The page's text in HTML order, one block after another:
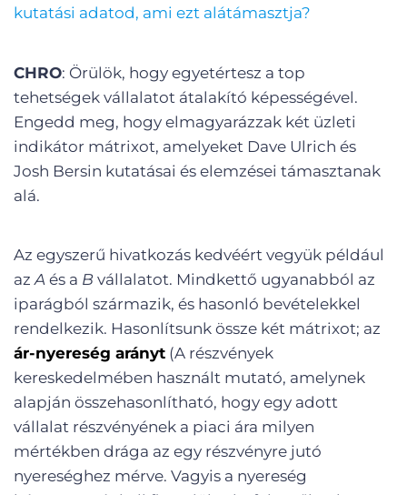
kutatási adatod, ami ezt alátámasztja?
CHRO: Örülök, hogy egyetértesz a top
tehetségek vállalatot átalakító képességével.
Engedd meg, hogy elmagyarázzak két üzleti
indikátor mátrixot, amelyeket Dave Ulrich és
Josh Bersin kutatásai és elemzései támasztanak
alá.
Az egyszerű hivatkozás kedvéért vegyük például
azA és a B vállalatot. Mindkettő ugyanabból az
iparágból származik, és hasonló bevételekkel
rendelkezik. Hasonlítsunk össze két mátrixot; az
ár-nyereség arányt (A részvények
kereskedelmében használt mutató, amelynek
alapján összehasonlítható, hogy egy adott
vállalat részvényének a piaci ára milyen
mértékben drága az egy részvényre jutó
nyereséghez mérve. Vagyis a nyereség